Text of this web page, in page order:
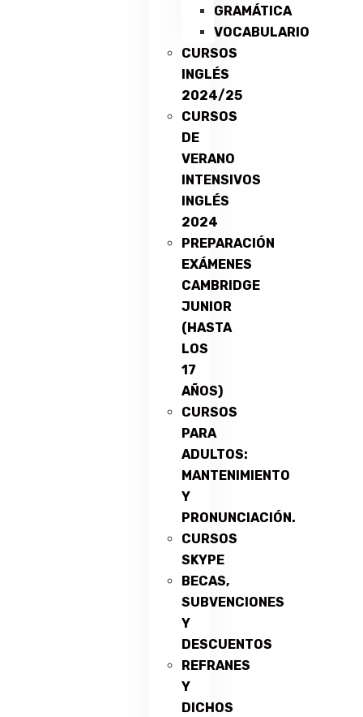
GRAMÁTICA
VOCABULARIO
CURSOS
INGLÉS
2024/25
CURSOS
DE
VERANO
INTENSIVOS
INGLÉS
2024
PREPARACIÓN
EXÁMENES
CAMBRIDGE
JUNIOR
(HASTA
LOS
17
AÑOS)
CURSOS
PARA
ADULTOS:
MANTENIMIENTO
Y
PRONUNCIACIÓN.
CURSOS
SKYPE
BECAS,
SUBVENCIONES
Y
DESCUENTOS
REFRANES
Y
DICHOS